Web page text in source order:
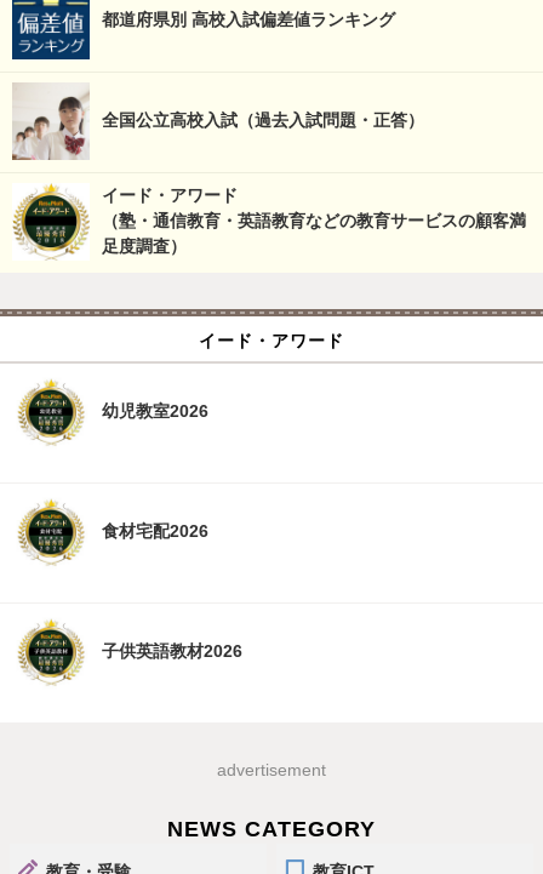
都道府県別 高校入試偏差値ランキング
全国公立高校入試（過去入試問題・正答）
イード・アワード
（塾・通信教育・英語教育などの教育サービスの顧客満
足度調査）
イード・アワード
幼児教室2026
食材宅配2026
子供英語教材2026
advertisement
NEWS CATEGORY
教育・受験 教育ICT